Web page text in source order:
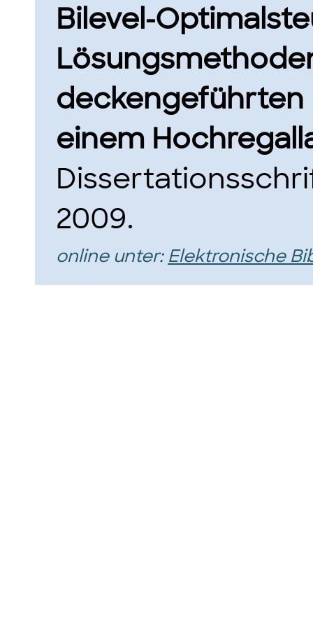
Bilevel-
deckengeführten
einem
2009.
online unter: Elektronische